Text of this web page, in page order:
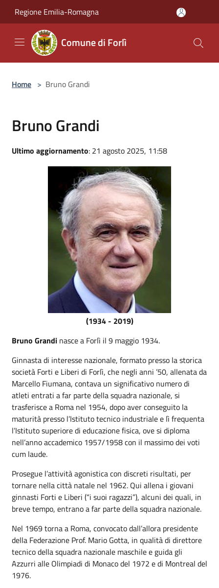
Regione Emilia-Romagna
Comune di Forlì
Home > Bruno Grandi
Bruno Grandi
Ultimo aggiornamento: 21 agosto 2025, 11:58
(1934 - 2019)
Bruno Grandi nasce a Forlì il 9 maggio 1934.
Ginnasta di interesse nazionale, formato presso la storica
società Forti e Liberi di Forlì, che negli anni ’50, allenata da
Marcello Fiumana, contava un significativo numero di
atleti entrati a far parte della squadra nazionale, si
trasferisce a Roma nel 1954, dopo aver conseguito la
maturità presso l’Istituto tecnico industriale e lì frequenta
l’Istituto superiore di educazione fisica, ove si diploma
nell’anno accademico 1957/1958 con il massimo dei voti
cum laude.
Prosegue l’attività agonistica con discreti risultati, per
tornare nella città natale nel 1962. Qui allena i giovani
ginnasti Forti e Liberi (“i suoi ragazzi”), alcuni dei quali, in
breve tempo, entrano a far parte della squadra nazionale.
Nel 1969 torna a Roma, convocato dall’allora presidente
della Federazione Prof. Mario Gotta, in qualità di direttore
tecnico della squadra nazionale maschile e guida gli
Azzurri alle Olimpiadi di Monaco del 1972 e di Montreal del
1976.